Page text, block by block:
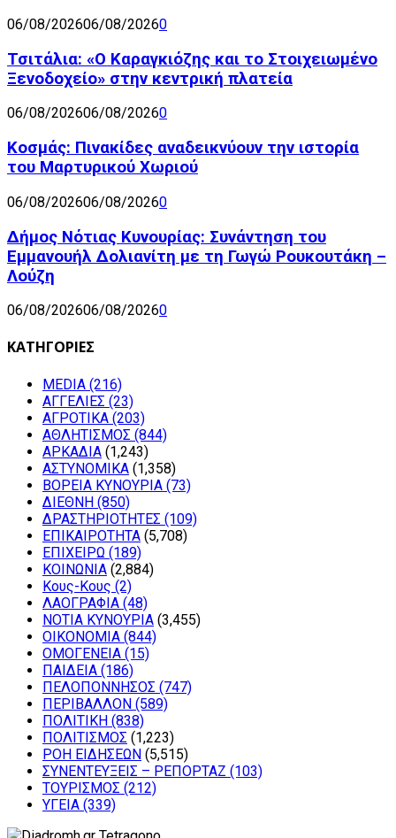
06/08/202606/08/20260
Τσιτάλια: «Ο Καραγκιόζης και το Στοιχειωμένο
Ξενοδοχείο» στην κεντρική πλατεία
06/08/202606/08/20260
Κοσμάς: Πινακίδες αναδεικνύουν την ιστορία
του Μαρτυρικού Χωριού
06/08/202606/08/20260
Δήμος Νότιας Κυνουρίας: Συνάντηση του
Εμμανουήλ Δολιανίτη με τη Γωγώ Ρουκουτάκη –
Λούζη
06/08/202606/08/20260
ΚΑΤΗΓΟΡΙΕΣ
MEDIA (216)
ΑΓΓΕΛΙΕΣ (23)
ΑΓΡΟΤΙΚΑ (203)
ΑΘΛΗΤΙΣΜΟΣ (844)
ΑΡΚΑΔΙΑ (1,243)
ΑΣΤΥΝΟΜΙΚΑ (1,358)
ΒΟΡΕΙΑ ΚΥΝΟΥΡΙΑ (73)
ΔΙΕΘΝΗ (850)
ΔΡΑΣΤΗΡΙΟΤΗΤΕΣ (109)
ΕΠΙΚΑΙΡΟΤΗΤΑ (5,708)
ΕΠΙΧΕΙΡΩ (189)
ΚΟΙΝΩΝΙΑ (2,884)
Κους-Κους (2)
ΛΑΟΓΡΑΦΙΑ (48)
ΝΟΤΙΑ ΚΥΝΟΥΡΙΑ (3,455)
ΟΙΚΟΝΟΜΙΑ (844)
ΟΜΟΓΕΝΕΙΑ (15)
ΠΑΙΔΕΙΑ (186)
ΠΕΛΟΠΟΝΝΗΣΟΣ (747)
ΠΕΡΙΒΑΛΛΟΝ (589)
ΠΟΛΙΤΙΚΗ (838)
ΠΟΛΙΤΙΣΜΟΣ (1,223)
ΡΟΗ ΕΙΔΗΣΕΩΝ (5,515)
ΣΥΝΕΝΤΕΥΞΕΙΣ – ΡΕΠΟΡΤΑΖ (103)
ΤΟΥΡΙΣΜΟΣ (212)
ΥΓΕΙΑ (339)